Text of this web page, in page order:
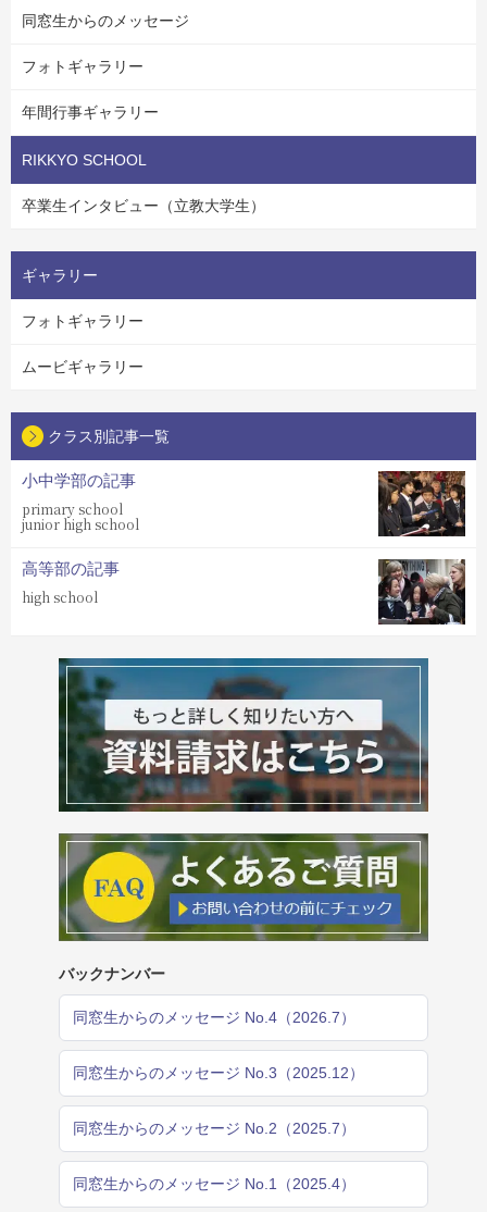
同窓生からのメッセージ
フォトギャラリー
年間行事ギャラリー
RIKKYO SCHOOL
卒業生インタビュー（立教大学生）
ギャラリー
フォトギャラリー
ムービギャラリー
クラス別記事一覧
小中学部の記事
primary school
junior high school
高等部の記事
high school
バックナンバー
同窓生からのメッセージ No.4（2026.7）
同窓生からのメッセージ No.3（2025.12）
同窓生からのメッセージ No.2（2025.7）
同窓生からのメッセージ No.1（2025.4）